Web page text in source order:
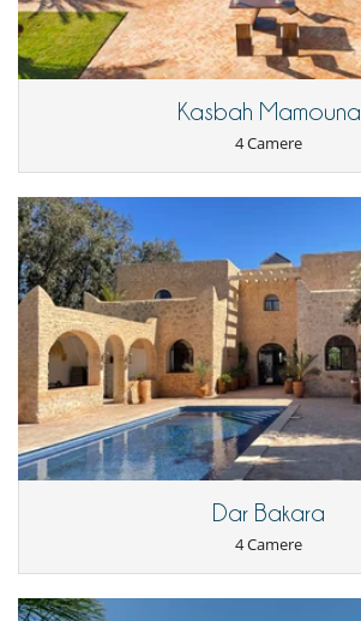
Kasbah Mamouna
4 Camere
Dar Bakara
4 Camere